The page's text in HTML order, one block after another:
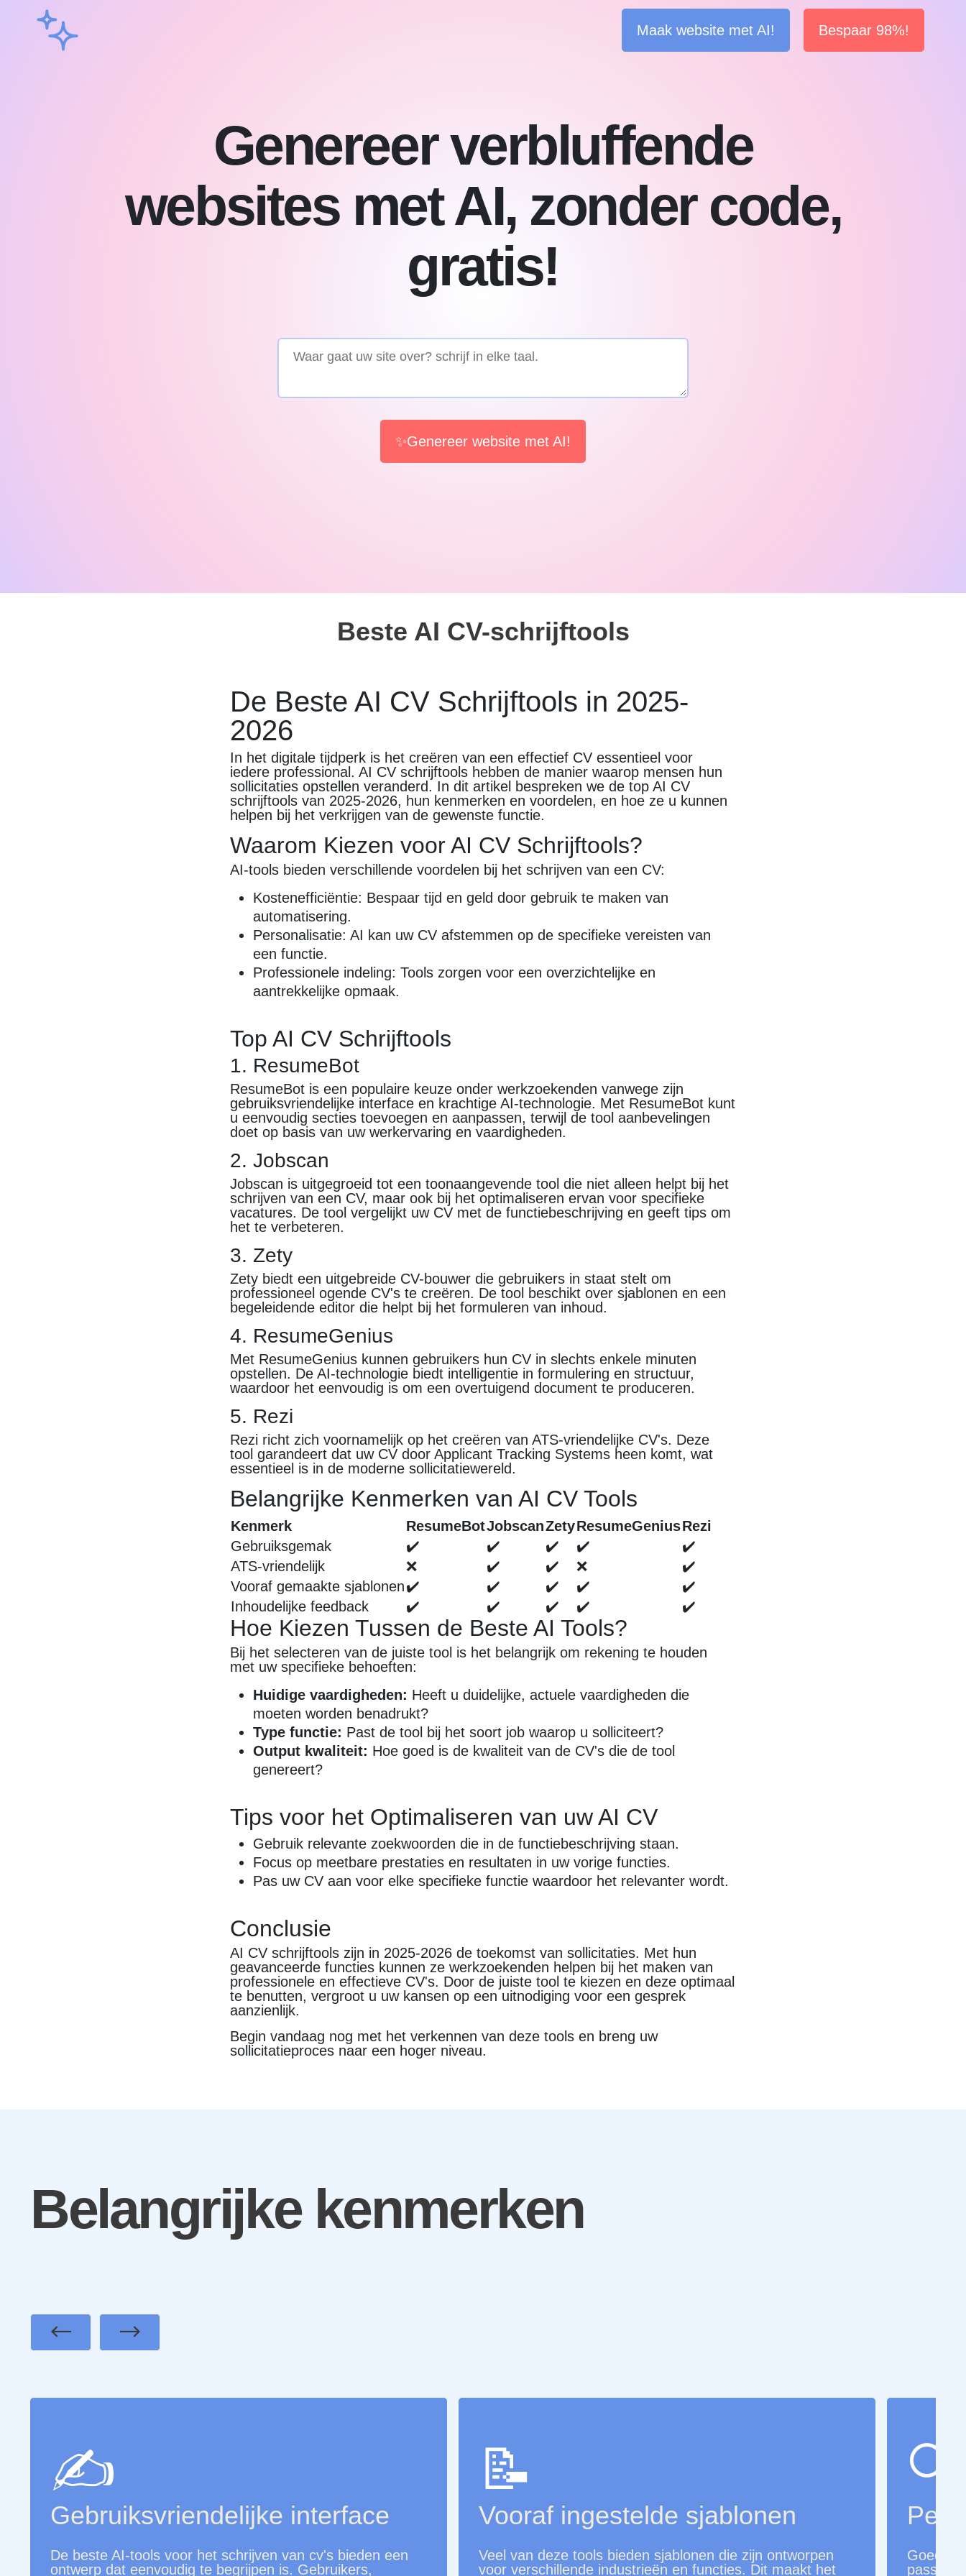
Maak website met AI! Bespaar 98%!
Genereer verbluffende
websites met AI, zonder code,
gratis!
✨Genereer website met AI!
Beste AI CV-schrijftools
De Beste AI CV Schrijftools in 2025-
2026
In het digitale tijdperk is het creëren van een effectief CV essentieel voor
iedere professional. AI CV schrijftools hebben de manier waarop mensen hun
sollicitaties opstellen veranderd. In dit artikel bespreken we de top AI CV
schrijftools van 2025-2026, hun kenmerken en voordelen, en hoe ze u kunnen
helpen bij het verkrijgen van de gewenste functie.
Waarom Kiezen voor AI CV Schrijftools?
AI-tools bieden verschillende voordelen bij het schrijven van een CV:
Kostenefficiëntie: Bespaar tijd en geld door gebruik te maken van
automatisering.
Personalisatie: AI kan uw CV afstemmen op de specifieke vereisten van
een functie.
Professionele indeling: Tools zorgen voor een overzichtelijke en
aantrekkelijke opmaak.
Top AI CV Schrijftools
1. ResumeBot
ResumeBot is een populaire keuze onder werkzoekenden vanwege zijn
gebruiksvriendelijke interface en krachtige AI-technologie. Met ResumeBot kunt
u eenvoudig secties toevoegen en aanpassen, terwijl de tool aanbevelingen
doet op basis van uw werkervaring en vaardigheden.
2. Jobscan
Jobscan is uitgegroeid tot een toonaangevende tool die niet alleen helpt bij het
schrijven van een CV, maar ook bij het optimaliseren ervan voor specifieke
vacatures. De tool vergelijkt uw CV met de functiebeschrijving en geeft tips om
het te verbeteren.
3. Zety
Zety biedt een uitgebreide CV-bouwer die gebruikers in staat stelt om
professioneel ogende CV's te creëren. De tool beschikt over sjablonen en een
begeleidende editor die helpt bij het formuleren van inhoud.
4. ResumeGenius
Met ResumeGenius kunnen gebruikers hun CV in slechts enkele minuten
opstellen. De AI-technologie biedt intelligentie in formulering en structuur,
waardoor het eenvoudig is om een overtuigend document te produceren.
5. Rezi
Rezi richt zich voornamelijk op het creëren van ATS-vriendelijke CV's. Deze
tool garandeert dat uw CV door Applicant Tracking Systems heen komt, wat
essentieel is in de moderne sollicitatiewereld.
Belangrijke Kenmerken van AI CV Tools
Kenmerk ResumeBotJobscanZetyResumeGeniusRezi
Gebruiksgemak
✔️ ✔️ ✔️ ✔️
✔️
ATS-vriendelijk
❌ ✔️ ✔️ ❌
✔️
Vooraf gemaakte sjablonen✔️ ✔️ ✔️ ✔️
✔️
Inhoudelijke feedback
✔️ ✔️ ✔️ ✔️ ✔️
Hoe Kiezen Tussen de Beste AI Tools?
Bij het selecteren van de juiste tool is het belangrijk om rekening te houden
met uw specifieke behoeften:
Huidige vaardigheden: Heeft u duidelijke, actuele vaardigheden die
moeten worden benadrukt?
Type functie: Past de tool bij het soort job waarop u solliciteert?
Output kwaliteit: Hoe goed is de kwaliteit van de CV's die de tool
genereert?
Tips voor het Optimaliseren van uw AI CV
Gebruik relevante zoekwoorden die in de functiebeschrijving staan.
Focus op meetbare prestaties en resultaten in uw vorige functies.
Pas uw CV aan voor elke specifieke functie waardoor het relevanter wordt.
Conclusie
AI CV schrijftools zijn in 2025-2026 de toekomst van sollicitaties. Met hun
geavanceerde functies kunnen ze werkzoekenden helpen bij het maken van
professionele en effectieve CV's. Door de juiste tool te kiezen en deze optimaal
te benutten, vergroot u uw kansen op een uitnodiging voor een gesprek
aanzienlijk.
Begin vandaag nog met het verkennen van deze tools en breng uw
sollicitatieproces naar een hoger niveau.
Belangrijke kenmerken
✍️
Gebruiksvriendelijke interface
De beste AI-tools voor het schrijven van cv's bieden een
ontwerp dat eenvoudig te begrijpen is. Gebruikers,
📝
Vooraf ingestelde sjablonen
Veel van deze tools bieden sjablonen die zijn ontworpen
voor verschillende industrieën en functies. Dit maakt het
🔍
Goede
passen
PreviousNext